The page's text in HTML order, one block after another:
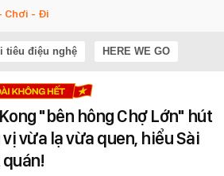
Chơi - Đi
tiêu điệu nghệ HERE WE GO
"bên hông Chợ Lớn" hút
vừa lạ vừa quen, hiểu Sài